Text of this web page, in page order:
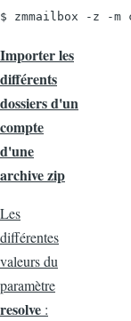
$ zmmailbox -z -m
Importer les
différents
dossiers d'un
compte
d'une
archive zip
Les
différentes
valeurs du
paramètre
resolve :